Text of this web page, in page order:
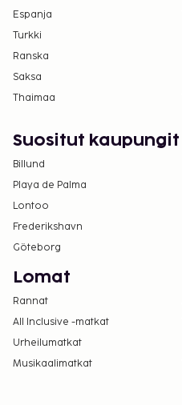
Espanja
Turkki
Ranska
Saksa
Thaimaa
Suositut kaupungit
Billund
Playa de Palma
Lontoo
Frederikshavn
Göteborg
Lomat
Rannat
All Inclusive -matkat
Urheilumatkat
Musikaalimatkat